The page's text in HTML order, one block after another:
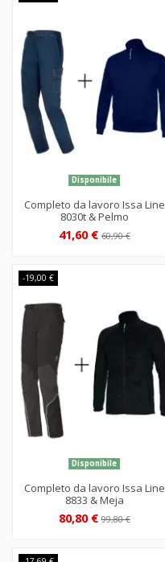
Disponibile
Completo da lavoro Issa Line
8030t & Pelmo
41,60 €60,90 €
-19,00 €
Disponibile
Completo da lavoro Issa Line
8833 & Meja
80,80 €99,80 €